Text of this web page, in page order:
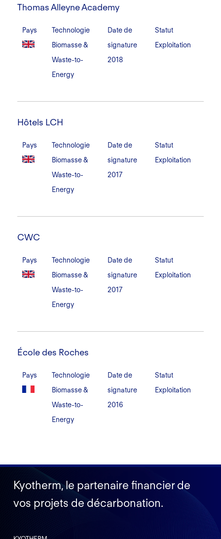
Alleyne
Thomas Alleyne Academy
Pays
Technologie
Biomasse &
Waste-to-
Energy
Date de
signature
2018
Statut
Exploitation
LCH
Hôtels LCH
Pays
Technologie
Biomasse &
Waste-to-
Energy
Date de
signature
2017
Statut
Exploitation
CWC
Pays
Technologie
Biomasse &
Waste-to-
Energy
Date de
signature
2017
Statut
Exploitation
des
École des Roches
Pays
Technologie
Biomasse &
Waste-to-
Energy
Date de
signature
2016
Statut
Exploitation
Kyotherm, le partenaire financier de
vos projets de décarbonation.